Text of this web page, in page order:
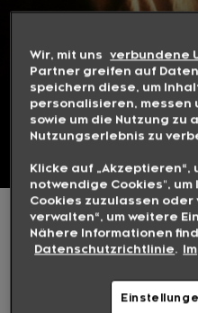
Freitags um 20:15 Uhr
kultig: Am 2. Februar
"Die Farbe Lila"
des gleichnamigen
direkt im Anschluss
Wir, mit uns verbundene
Partner greifen auf
speichern diese, um
personalisieren, messen
sowie um die Nutzung zu
Nutzungserlebnis zu
Klicke auf „Akzeptieren“,
notwendige Cookies",
Cookies zuzulassen oder
verwalten“, um weitere
Nähere Informationen
Datenschutzrichtlinie.